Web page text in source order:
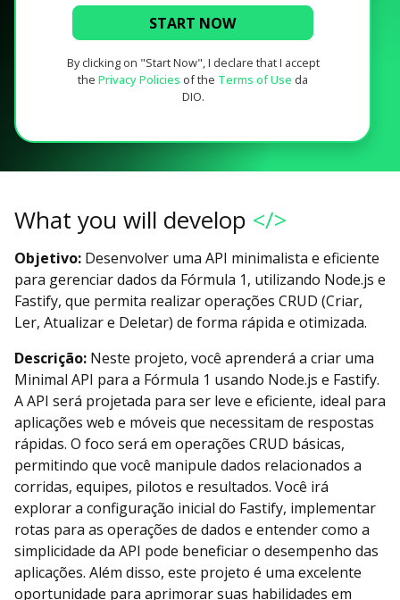
START NOW
By clicking on "Start Now", I declare that I accept
the Privacy Policies of the Terms of Use da
DIO.
What you will develop </>
Objetivo: Desenvolver uma API minimalista e eficiente
para gerenciar dados da Fórmula 1, utilizando Node.js e
Fastify, que permita realizar operações CRUD (Criar,
Ler, Atualizar e Deletar) de forma rápida e otimizada.
Descrição: Neste projeto, você aprenderá a criar uma
Minimal API para a Fórmula 1 usando Node.js e Fastify.
A API será projetada para ser leve e eficiente, ideal para
aplicações web e móveis que necessitam de respostas
rápidas. O foco será em operações CRUD básicas,
permitindo que você manipule dados relacionados a
corridas, equipes, pilotos e resultados. Você irá
explorar a configuração inicial do Fastify, implementar
rotas para as operações de dados e entender como a
simplicidade da API pode beneficiar o desempenho das
aplicações. Além disso, este projeto é uma excelente
oportunidade para aprimorar suas habilidades em